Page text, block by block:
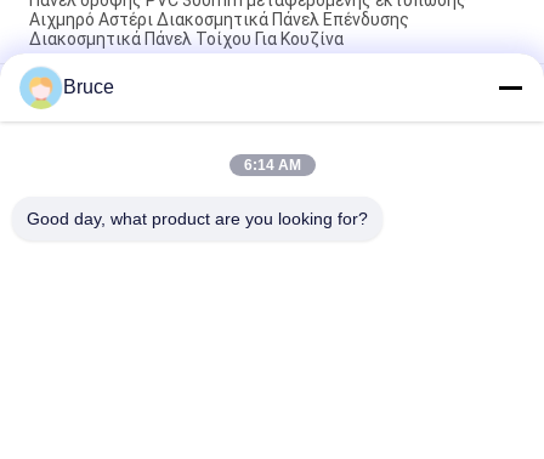
Αιχμηρό Αστέρι Διακοσμητικά Πάνελ Επένδυσης
Διακοσμητικά Πάνελ Τοίχου Για Κουζίνα
Ενυδατοανθεκτικοί διακοσμητικοί πίνακες οροφής από PVC
/ διακοσμητικοί πίνακες επένδυσης οροφής από PVC
πλάτους 30cm
10 ιντσών διακοσμητικά πλαίσια PVC για την κάλυψη
Bruce
6:14 AM
Good day, what product are you looking for?